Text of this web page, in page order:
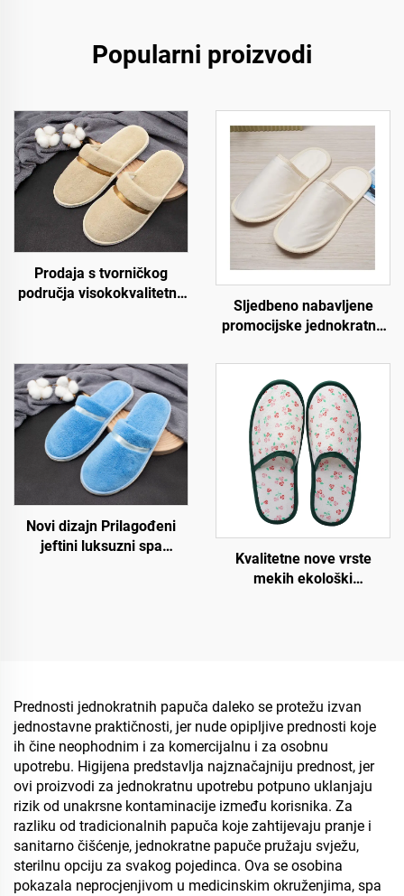
Popularni proizvodi
Prodaja s tvorničkog
područja visokokvalitetne
s personaliziranim
logotipom
Sljedbeno nabavljene
promocijske jednokratne
papuče za hotele i
zrakoplovstvo za korisnike
hotela
Novi dizajn Prilagođeni
jeftini luksuzni spa
Kvalitetne nove vrste
mekih ekološki
Prednosti jednokratnih papuča daleko se protežu izvan
jednostavne praktičnosti, jer nude opipljive prednosti koje
ih čine neophodnim i za komercijalnu i za osobnu
upotrebu. Higijena predstavlja najznačajniju prednost, jer
ovi proizvodi za jednokratnu upotrebu potpuno uklanjaju
rizik od unakrsne kontaminacije između korisnika. Za
razliku od tradicionalnih papuča koje zahtijevaju pranje i
sanitarno čišćenje, jednokratne papuče pružaju svježu,
sterilnu opciju za svakog pojedinca. Ova se osobina
pokazala neprocjenjivom u medicinskim okruženjima, spa